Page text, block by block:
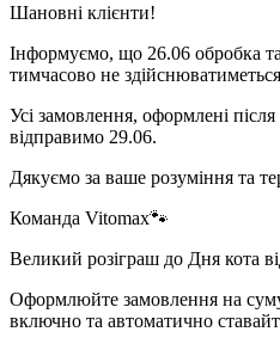
Шановні клієнти!
Інформуємо, що 26.06 обробка
тимчасово не
Усі замовлення, оформлені
відправимо 29.06.
Дякуємо за ваше розуміння та
Команда Vitomax🐾
Великий розіграш до Дня кота
Оформлюйте замовлення на
включно та автоматично